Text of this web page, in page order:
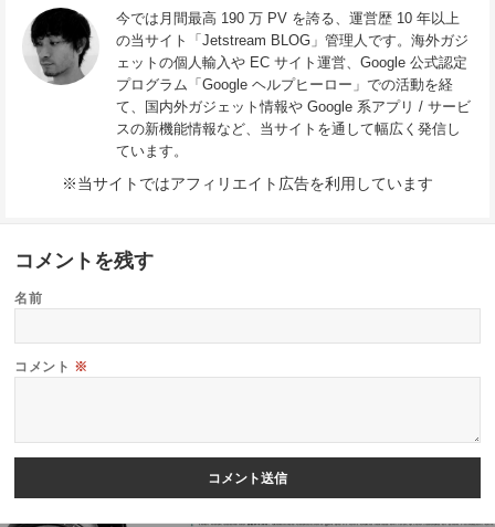
今では月間最高 190 万 PV を誇る、運営歴 10 年以上
の当サイト「Jetstream BLOG」管理人です。海外ガジ
ェットの個人輸入や EC サイト運営、Google 公式認定
プログラム「Google ヘルプヒーロー」での活動を経
て、国内外ガジェット情報や Google 系アプリ / サービ
スの新機能情報など、当サイトを通して幅広く発信し
ています。
※当サイトではアフィリエイト広告を利用しています
コメントを残す
名前
コメント ※